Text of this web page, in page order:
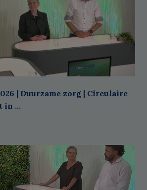
| Duurzame zorg | Circulaire
in ...